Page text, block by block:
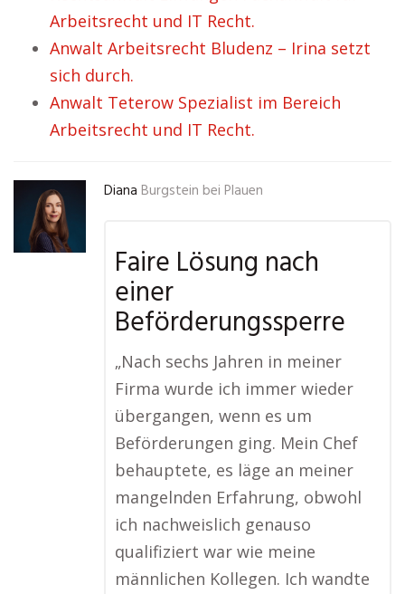
Arbeitsrecht und IT Recht.
Anwalt Arbeitsrecht Bludenz – Irina setzt
sich durch.
Anwalt Teterow Spezialist im Bereich
Arbeitsrecht und IT Recht.
Diana Burgstein bei Plauen
Faire Lösung nach
einer
Beförderungssperre
„Nach sechs Jahren in meiner
Firma wurde ich immer wieder
übergangen, wenn es um
Beförderungen ging. Mein Chef
behauptete, es läge an meiner
mangelnden Erfahrung, obwohl
ich nachweislich genauso
qualifiziert war wie meine
männlichen Kollegen. Ich wandte